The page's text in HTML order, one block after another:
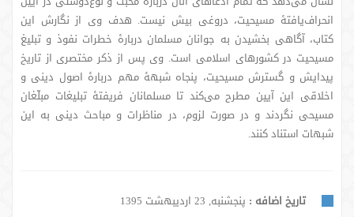
انحراف‌یافتۀ مسیحیت، دروغی بیش نیست. هدف وی از نگارش این
کتاب، آگاهی بخشیدن به جوانان مسلمان دربارۀ خطرات نفوذ و تبلیغ
مسیحیت در کشورهای اسلامی است. وی پس از ذکر مختصری از تاریخ
پیدایش و گسترش مسیحیت، پنجاه شبهۀ مهم دربارۀ اصول دینی و
اخلاقی این آیین مطرح می‌کند تا مسلمانان فریفتۀ تبلیغات مبلّغان
مسیحی نگردند و در صورت لزوم، در مناظرات و مباحث دینی به این
شبهات استناد کنند.
تاریخ اضافه : پنجشنبه, 23 اردیبهشت 1395